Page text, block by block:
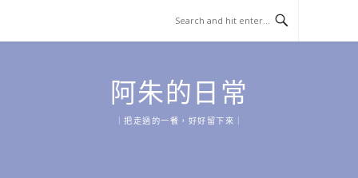
content
阿朱的日常
｜把走過的一餐，好好留下來｜